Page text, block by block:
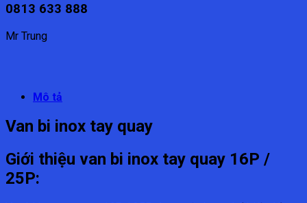
0813 633 888
Mr Trung
Mô tả
Van bi inox tay quay
Giới thiệu van bi inox tay quay 16P /
25P: